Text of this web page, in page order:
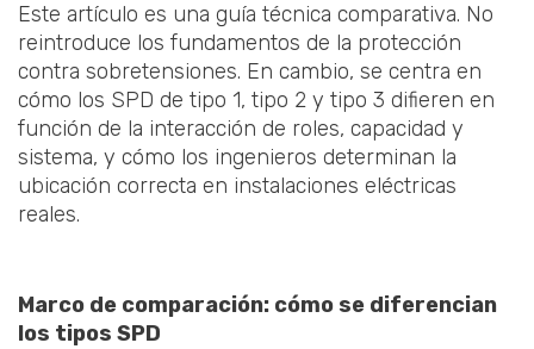
Este artículo es una guía técnica comparativa. No
reintroduce los fundamentos de la protección
contra sobretensiones. En cambio, se centra en
cómo los SPD de tipo 1, tipo 2 y tipo 3 difieren en
función de la interacción de roles, capacidad y
sistema, y cómo los ingenieros determinan la
ubicación correcta en instalaciones eléctricas
reales.
Marco de comparación: cómo se diferencian
los tipos SPD